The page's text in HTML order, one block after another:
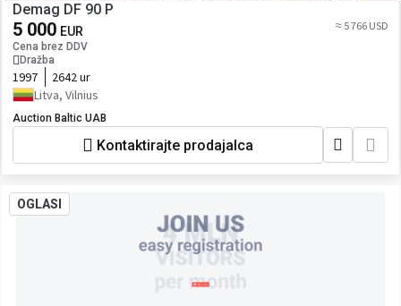
Demag DF 90 P
5 000 EUR
Cena brez DDV
Dražba
≈ 5 766 USD
1997
2642 ur
Litva, Vilnius
Auction Baltic UAB
Kontaktirajte prodajalca
OGLASI